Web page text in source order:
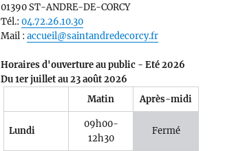
01390 ST-ANDRE-DE-CORCY
Tél.:04.72.26.10.30
Mail :accueil@saintandredecorcy.fr
Horaires d'ouverture au public - Eté 2026
Du 1er juillet au 23 août 2026
Matin
Après-midi
Lundi
09h00-
12h30
Fermé